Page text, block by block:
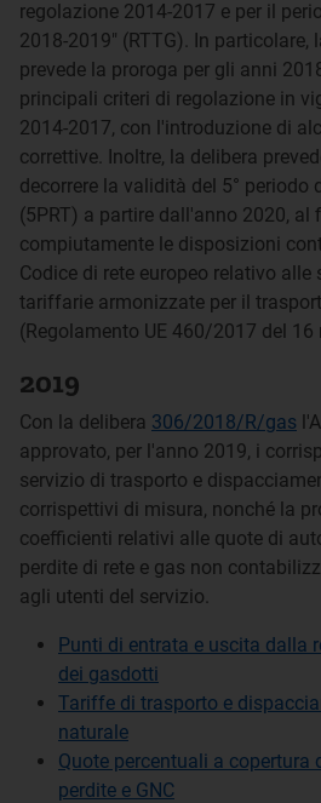
regolazione 2014-2017 e per il
2018-2019" (RTTG). In particolare,
prevede la proroga per gli anni
principali criteri di regolazione in
2014-2017, con l'introduzione di
correttive. Inoltre, la delibera
decorrere la validità del 5° periodo
(5PRT) a partire dall'anno 2020, al
compiutamente le disposizioni
Codice di rete europeo relativo alle
tariffarie armonizzate per il
(Regolamento UE 460/2017 del 16
2019
Con la delibera 306/2018/R/gas
approvato, per l'anno 2019, i
servizio di trasporto e
corrispettivi di misura, nonché la
coefficienti relativi alle quote di
perdite di rete e gas non
agli utenti del servizio.
Punti di entrata e uscita dalla
dei gasdotti
Tariffe di trasporto e
naturale
Quote percentuali a copertura
perdite e GNC